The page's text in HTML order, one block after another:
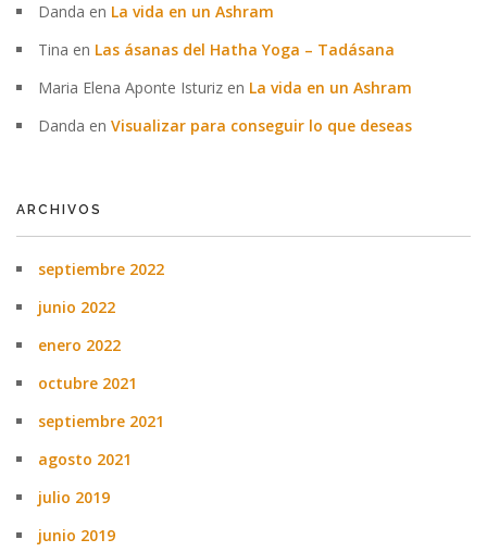
Danda en La vida en un Ashram
Tina en Las ásanas del Hatha Yoga – Tadásana
Maria Elena Aponte Isturiz en La vida en un Ashram
Danda en Visualizar para conseguir lo que deseas
ARCHIVOS
septiembre 2022
junio 2022
enero 2022
octubre 2021
septiembre 2021
agosto 2021
julio 2019
junio 2019